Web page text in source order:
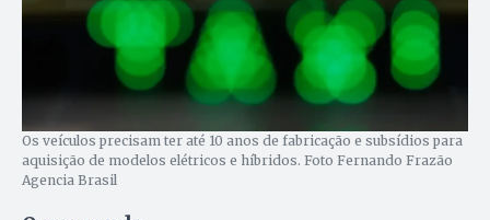
Os veículos precisam ter até 10 anos de fabricação e subsídios para
aquisição de modelos elétricos e híbridos. Foto Fernando Frazão
Agencia Brasil